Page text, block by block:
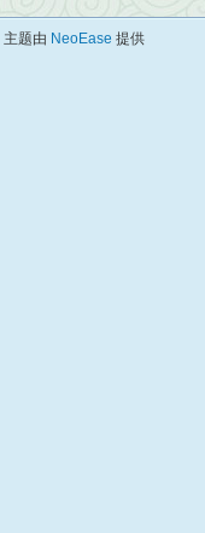
| 主题由 NeoEase 提供